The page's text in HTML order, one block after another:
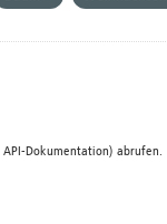
API-Dokumentation) abrufen.